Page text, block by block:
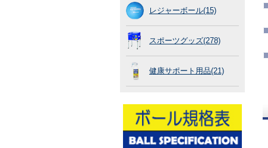
レジャーボール(15)
スポーツグッズ(278)
健康サポート用品(21)